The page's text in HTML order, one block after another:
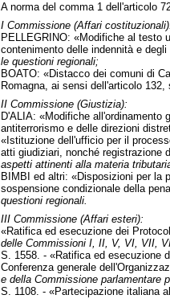
A norma del comma 1 dell'articolo
I Commissione (Affari
PELLEGRINO: «Modifiche al testo
contenimento delle indennità e
le questioni regionali;
BOATO: «Distacco dei comuni di
Romagna, ai sensi dell'articolo
II Commissione (Giustizia):
D'ALIA: «Modifiche all'ordinamento
antiterrorismo e delle direzioni
«Istituzione dell'ufficio per il
atti giudiziari, nonché registrazione
aspetti attinenti alla materia
BIMBI ed altri: «Disposizioni per la
sospensione condizionale della
questioni regionali.
III Commissione (Affari esteri):
«Ratifica ed esecuzione dei
delle Commissioni I, II, V, VI, VII,
S. 1558. - «Ratifica ed esecuzione
Conferenza generale
e della Commissione parlamentare
S. 1108. - «Partecipazione italiana